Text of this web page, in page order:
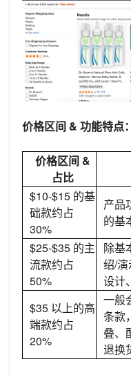
价格区间 & 功能特点：
价格区间 &
占比
$10-$15 的基
础款约占
30%
产品
的基
$25-$35 的主
流款约占
50%
除基
绍/
设计
$35 以上的高
端款约占
20%
一般
条款
叠、
退换